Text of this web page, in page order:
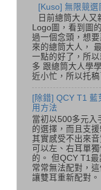
[Kuso] 無限競選
日前總筒大人又
Logo圖，看到圖
過一個念頭，想
來的總筒大人，
一點的好了，所
多 跟總筒大人學
近小忙，所以托
[除錯] QCY T1 藍
用方法
當初以500多元入
的選擇，而且支
其實感受不出來
可以左、右耳單
的。 但QCY T1
常常無法配對，
讓雙耳重新配對。